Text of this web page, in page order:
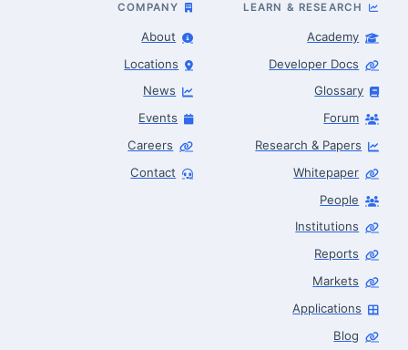
LEARN & RESEARCH
Academy
Developer Docs
Glossary
Forum
Research & Papers
Whitepaper
People
Institutions
Reports
Markets
Applications
Blog
COMPANY
About
Locations
News
Events
Careers
Contact
Robotics Advisor